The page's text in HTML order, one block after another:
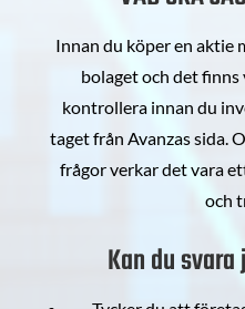
Innan du köper en aktie
bolaget och det finns
kontrollera innan du
taget från Avanzas sida.
frågor verkar det vara
och
Kan du